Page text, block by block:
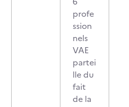
profe
ssion
nels
VAE
partei
lle du
fait
de la